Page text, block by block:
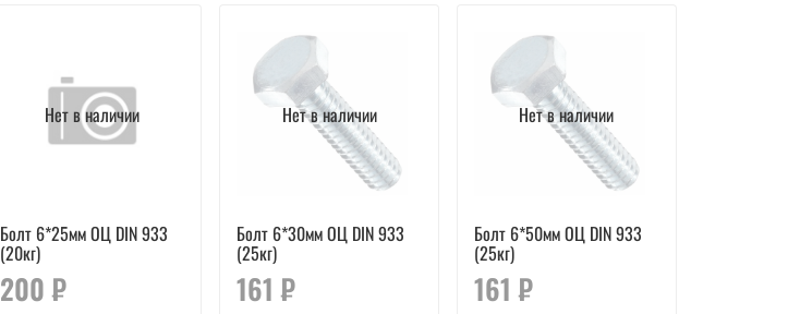
Нет в наличии
Болт 6*25мм ОЦ DIN 933
(20кг)
200 ₽
Нет в наличии
Болт 6*30мм ОЦ DIN 933
(25кг)
161 ₽
Нет в наличии
Болт 6*50мм ОЦ DIN 933
(25кг)
161 ₽